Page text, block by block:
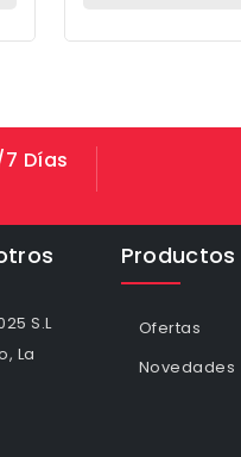
Días
S.L
La
Productos
Ofertas
Novedades